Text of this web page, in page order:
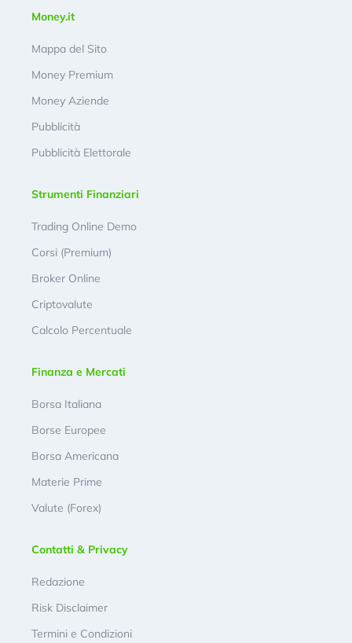
Money.it
Mappa del Sito
Money Premium
Money Aziende
Pubblicità
Pubblicità Elettorale
Strumenti Finanziari
Trading Online Demo
Corsi (Premium)
Broker Online
Criptovalute
Calcolo Percentuale
Finanza e Mercati
Borsa Italiana
Borse Europee
Borsa Americana
Materie Prime
Valute (Forex)
Contatti & Privacy
Redazione
Risk Disclaimer
Termini e Condizioni